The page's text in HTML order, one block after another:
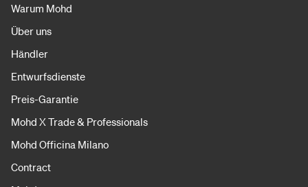
Warum Mohd
Über uns
Händler
Entwurfsdienste
Preis-Garantie
Mohd X Trade & Professionals
Mohd Officina Milano
Contract